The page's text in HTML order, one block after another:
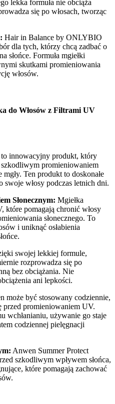
lekka formuła nie obciąża
się po włosach, tworząc
Hair in Balance by ONLYBIO
dla tych, którzy chcą zadbać o
słońce. Formuła mgiełki
skutkami promieniowania
włosów.
do Włosów z Filtrami UV
innowacyjny produkt, który
promieniowaniem
Ten produkt to doskonałe
swoje włosy podczas letnich dni.
Słonecznym: Mgiełka
które pomagają chronić włosy
słonecznego. To
i uniknąć osłabienia
swojej lekkiej formule,
rozprowadza się po
bez obciążania. Nie
ani lepkości.
może być stosowany codziennie,
przed promieniowaniem UV.
wchłanianiu, używanie go staje
codziennej pielęgnacji
Anwen Summer Protect
szkodliwym wpływem słońca,
które pomagają zachować